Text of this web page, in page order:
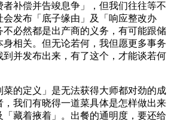
补偿并告竣息争」，但我们往往等不
发布「底子缘由」及「响应整改办
必然都是出产商的义务，有可能跟储
相关。但无论若何，我但愿更多事务
到并发布出来，有了这个，才能谈若何
的定义」是无法获得大师都对劲的成
我们有晓得一道菜具体是怎样做出来
「藏着掖着」。出餐的通明度，要还给